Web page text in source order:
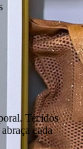
Tecidos
cada